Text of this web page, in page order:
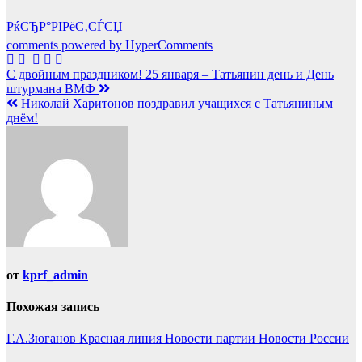
РќСЂР°РІРёС‚СЃСЏ
comments powered by HyperComments
Навигация
по
записям
С двойным праздником! 25 января – Татьянин день и День
штурмана ВМФ
Николай Харитонов поздравил учащихся с Татьяниным
днём!
от kprf_admin
Похожая запись
Г.А.Зюганов Красная линия Новости партии Новости России